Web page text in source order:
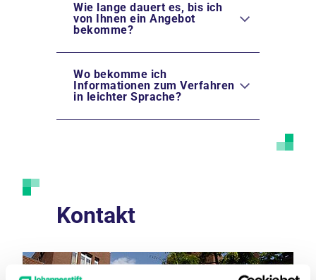
Wie lange dauert es, bis ich
von Ihnen ein Angebot
bekomme?
Wo bekomme ich
Informationen zum Verfahren
in leichter Sprache?
Kontakt